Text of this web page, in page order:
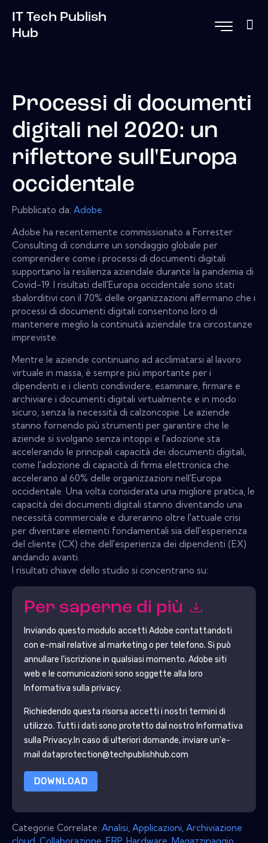
IT Tech Publish
Hub
Processi di documenti
digitali nel 2020: un
riflettore sull'Europa
occidentale
Pubblicato da: Adobe
Adobe ha recentemente commissionato a Forrester
Consulting di condurre un sondaggio globale per
comprendere come i processi di documenti digitali
supportano la resilienza aziendale durante la pandemia di
Covid-19. I risultati dell'Europa occidentale sono stati
sbalorditivi con il 70% delle organizzazioni affermano che i
processi di documenti digitali consentono loro di
mantenere meglio la continuità aziendale tra circostanze
impreviste.
Mentre le aziende continuano ad acclimatarsi al lavoro
virtuale in massa, è sempre più importante per i
dipendenti e i clienti condividere, esaminare, firmare e
archiviare i documenti digitali virtualmente e in modo
sicuro, senza la necessità di calzoncopie. Le aziende
stanno fornendo più strumenti per garantire che le
aziende si svolgano senza intoppi e l'adozione sta
accelerando le principali capacità dei documenti digitali,
come l'adozione di capacità di firma elettronica che
accelerano al 60% delle organizzazioni nell'Europa
occidentale. Una volta considerata una migliore pratica, le
capacità dei documenti digitali stanno diventando una
necessità commerciale e dureranno oltre l'attuale crisi
per diventare elementi fondamentali sia dell'esperienza
del cliente (CX) che dell'esperienza dei dipendenti (EX)
andando avanti.
I risultati chiave dello studio si concentrano su:
Per saperne di più
Inviando questo modulo accetti Adobe contattandoti
con e-mail relative al marketing o per telefono. Si può
annullare l'iscrizione in qualsiasi momento. Adobe siti
web e le comunicazioni sono soggette alla loro
Informativa sulla privacy.
Richiedendo questa risorsa accetti i nostri termini di
utilizzo. Tutti i dati sono protetto dal nostro Informativa
sulla Privacy.In caso di ulteriori domande, inviare un'e-
mail dataprotection@techpublishhub.com
DOWNLOAD
Categorie Correlate: Analisi Applicazioni Archiviazione
cloud Collaborazione ERP Hardware Magazzinaggio